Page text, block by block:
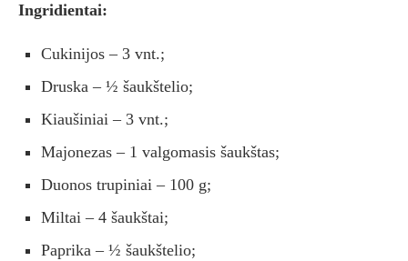
Ingridientai:
Cukinijos – 3 vnt.;
Druska – ½ šaukštelio;
Kiaušiniai – 3 vnt.;
Majonezas – 1 valgomasis šaukštas;
Duonos trupiniai – 100 g;
Miltai – 4 šaukštai;
Paprika – ½ šaukštelio;